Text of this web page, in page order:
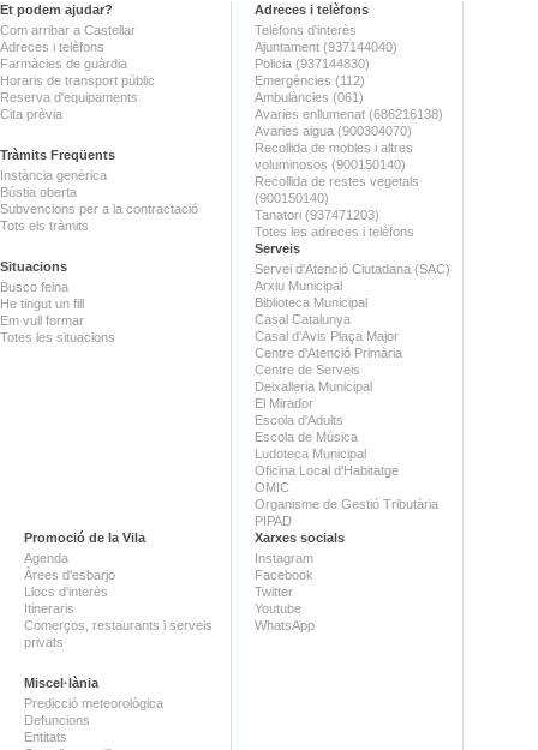
Et podem ajudar?
Com arribar a Castellar
Adreces i telèfons
Farmàcies de guàrdia
Horaris de transport públic
Reserva d'equipaments
Cita prèvia
Tràmits Freqüents
Instància genèrica
Bústia oberta
Subvencions per a la contractació
Tots els tràmits
Situacions
Busco feina
He tingut un fill
Em vull formar
Totes les situacions
Adreces i telèfons
Telèfons d'interès
Ajuntament (937144040)
Policia (937144830)
Emergències (112)
Ambulàncies (061)
Avaries enllumenat (686216138)
Avaries aigua (900304070)
Recollida de mobles i altres
voluminosos (900150140)
Recollida de restes vegetals
(900150140)
Tanatori (937471203)
Totes les adreces i telèfons
Serveis
Servei d'Atenció Ciutadana (SAC)
Arxiu Municipal
Biblioteca Municipal
Casal Catalunya
Casal d'Avis Plaça Major
Centre d'Atenció Primària
Centre de Serveis
Deixalleria Municipal
El Mirador
Escola d'Adults
Escola de Música
Ludoteca Municipal
Oficina Local d'Habitatge
OMIC
Organisme de Gestió Tributària
PIPAD
Promoció de la Vila
Agenda
Àrees d'esbarjo
Llocs d'interès
Itineraris
Comerços, restaurants i serveis
privats
Miscel·lània
Predicció meteorològica
Defuncions
Entitats
Xarxes socials
Instagram
Facebook
Twitter
Youtube
WhatsApp